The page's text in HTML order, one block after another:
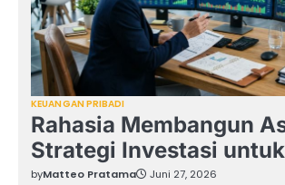
KEUANGAN PRIBADI
Rahasia Membangun
Strategi Investasi
byMatteo Pratama Juni 27, 2026